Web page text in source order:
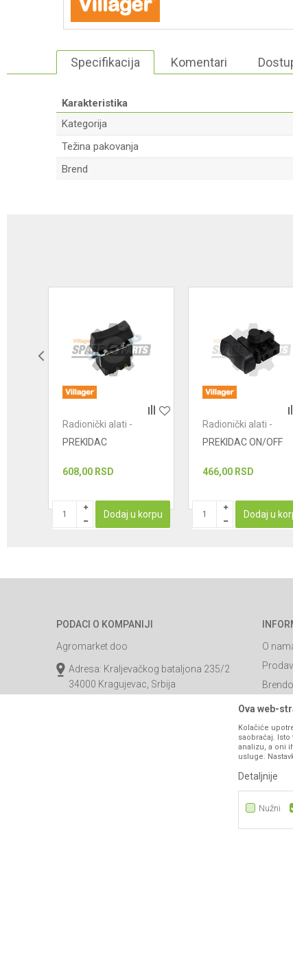
Specifikacija Komentari
Karakteristika
Kategorija
Težina pakovanja
Brend
POŠALJI
Radionički alati -
PREKIDAC
608,00 RSD
Dodaj u korpu
Radionički alati -
PREKIDAC ON/OFF
466,00 RSD
Dodaj u
PODACI O KOMPANIJI
Agromarket doo
Adresa: Kraljevačkog bataljona 235/2
34000 Kragujevac, Srbija
O
Katalozi
Blog
Kontakt
Ova web-
Kolačiće
saobraćaj.
analizu, a oni
usluge.
Detaljnije
Nužni